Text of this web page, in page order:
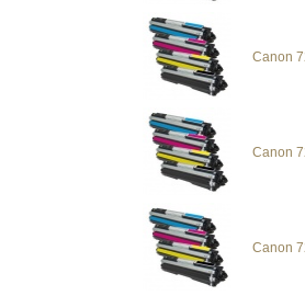
Canon
Canon
Canon